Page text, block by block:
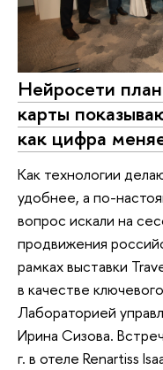
Нейросети
карты
как цифра
Как технологии
удобнее, а по-
вопрос искали на
продвижения
рамках выставки
в качестве
Лабораторией
Ирина Сизова.
г. в отеле Renartiss